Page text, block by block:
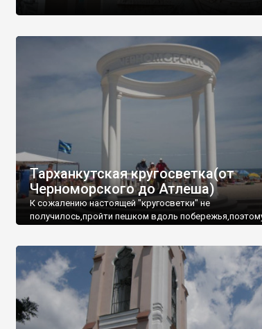
Тарханкутская кругосветка(от
Черноморского до Атлеша)
К сожалению настоящей "кругосветки" не
получилось,пройти пешком вдоль